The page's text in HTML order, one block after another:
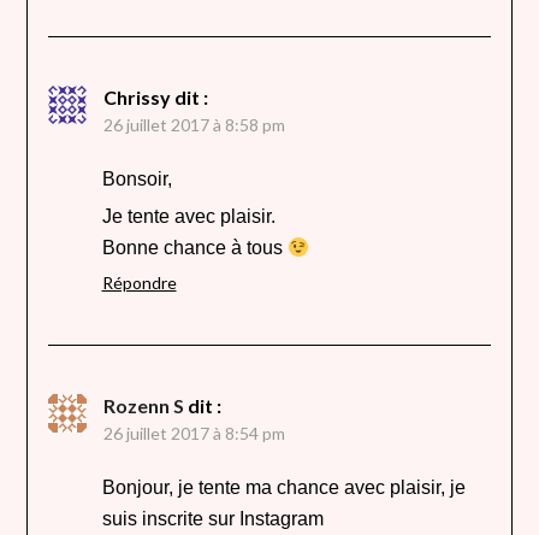
Chrissy dit :
26 juillet 2017 à 8:58 pm
Bonsoir,
Je tente avec plaisir.
Bonne chance à tous
Répondre
Rozenn S dit :
26 juillet 2017 à 8:54 pm
Bonjour, je tente ma chance avec plaisir, je
suis inscrite sur Instagram